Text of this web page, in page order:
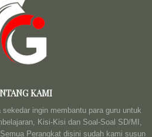
KAMI
ingin membantu para guru untuk
Kisi-Kisi dan Soal-Soal SD/MI,
Perangkat disini sudah kami susun